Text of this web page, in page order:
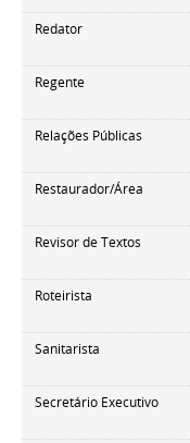
Redator
Regente
Relações Públicas
Restaurador/Área
Revisor de Textos
Roteirista
Sanitarista
Secretário Executivo